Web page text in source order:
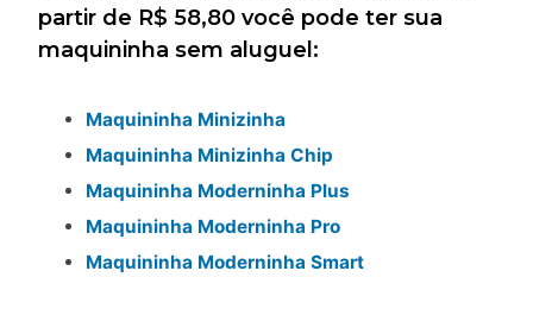
partir de R$ 58,80 você pode ter sua
maquininha sem aluguel:
Maquininha Minizinha
Maquininha Minizinha Chip
Maquininha Moderninha Plus
Maquininha Moderninha Pro
Maquininha Moderninha Smart